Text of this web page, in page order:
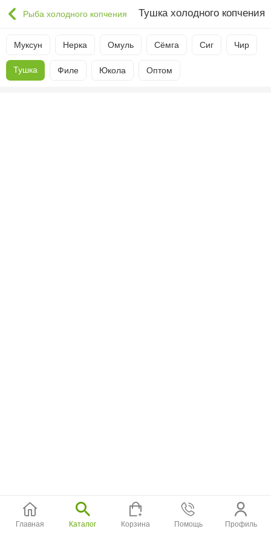
Рыба холодного копчения Тушка холодного копчения
Муксун Нерка Омуль Сёмга Сиг Чир
Тушка Филе Юкола Оптом
Главная Каталог Корзина Помощь Профиль